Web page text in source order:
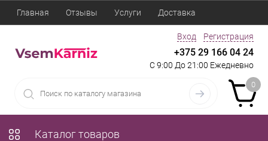
Главная Отзывы Услуги Доставка
Вход Регистрация
+375 29 166 04 24
С 9:00 До 21:00 Ежедневно
0
Каталог товаров